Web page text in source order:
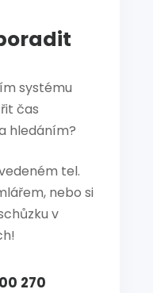
systému
čas
hledáním?
tel.
nebo si
v
270